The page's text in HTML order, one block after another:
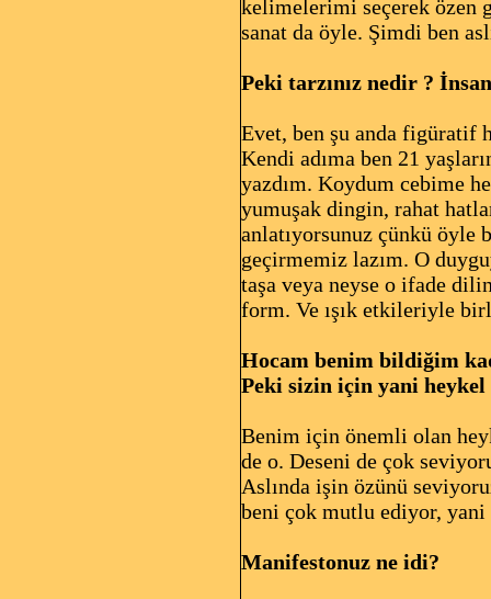
kelimelerimi seçerek özen
sanat da öyle. Şimdi ben
Peki tarzınız nedir ?
Evet, ben şu anda figüratif
Kendi adıma ben 21
yazdım. Koydum cebime
yumuşak dingin, rahat
anlatıyorsunuz çünkü öyle
geçirmemiz lazım. O
taşa veya neyse o ifade
form. Ve ışık etkileriyle
Hocam benim bildiğim
Peki sizin için yani heykel
Benim için önemli olan
de o. Deseni de çok
Aslında işin özünü
beni çok mutlu ediyor, yani
Manifestonuz ne idi?